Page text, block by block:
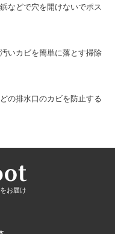
などで穴を開けないでポス
いカビを簡単に落とす掃除
の排水口のカビを防止する
お届け